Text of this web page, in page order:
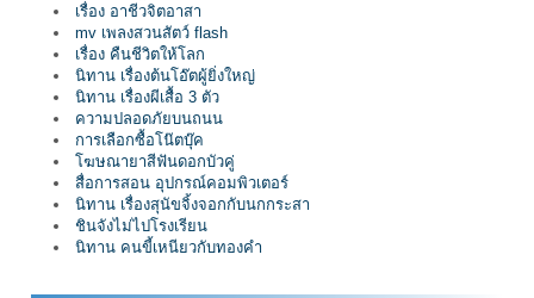
เรื่อง อาชีวจิตอาสา
mv เพลงสวนสัตว์ flash
เรื่อง คืนชีวิตให้โลก
นิทาน เรื่องต้นโอ๊ตผู้ยิ่งใหญ่
นิทาน เรื่องผีเสื้อ 3 ตัว
ความปลอดภัยบนถนน
การเลือกซื้อโน๊ตบุ๊ค
โฆษณายาสีฟันดอกบัวคู่
สื่อการสอน อุปกรณ์คอมพิวเตอร์
นิทาน เรื่องสุนัขจิ้งจอกกับนกกระสา
ชินจังไม่ไปโรงเรียน
นิทาน คนขี้เหนียวกับทองคำ